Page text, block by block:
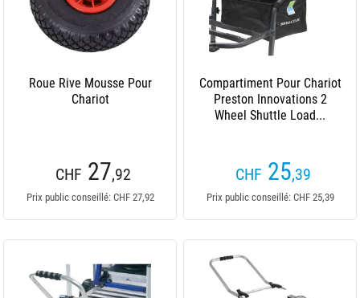
Roue Rive Mousse Pour
Chariot
CHF 27,92
Prix public conseillé: CHF 27,92
Compartiment Pour Chariot
Preston Innovations 2
Wheel Shuttle Load...
CHF 25,39
Prix public conseillé: CHF 25,39